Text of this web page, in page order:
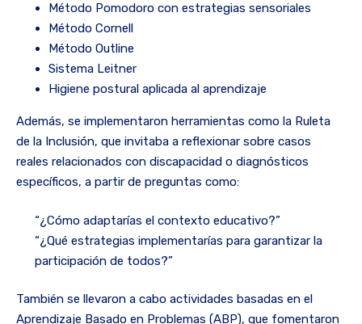
Método Pomodoro con estrategias sensoriales
Método Cornell
Método Outline
Sistema Leitner
Higiene postural aplicada al aprendizaje
Además, se implementaron herramientas como la Ruleta
de la Inclusión, que invitaba a reflexionar sobre casos
reales relacionados con discapacidad o diagnósticos
específicos, a partir de preguntas como:
“¿Cómo adaptarías el contexto educativo?”
“¿Qué estrategias implementarías para garantizar la
participación de todos?”
También se llevaron a cabo actividades basadas en el
Aprendizaje Basado en Problemas (ABP), que fomentaron